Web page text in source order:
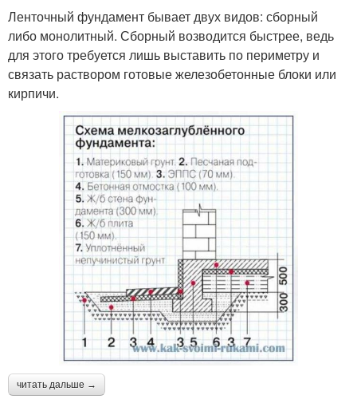
Ленточный фундамент бывает двух видов: сборный
либо монолитный. Сборный возводится быстрее, ведь
для этого требуется лишь выставить по периметру и
связать раствором готовые железобетонные блоки или
кирпичи.
читать дальше →